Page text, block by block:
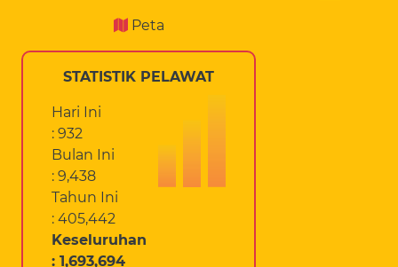
Peta
STATISTIK PELAWAT
Hari Ini
: 932
Bulan Ini
: 9,438
Tahun Ini
: 405,442
Keseluruhan
: 1,693,694